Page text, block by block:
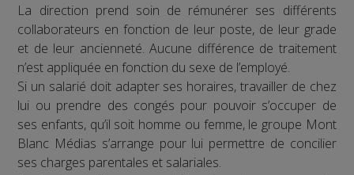
La direction prend soin de rémunérer ses différents
collaborateurs en fonction de leur poste, de leur grade
et de leur ancienneté. Aucune différence de traitement
n’est appliquée en fonction du sexe de l’employé.
Si un salarié doit adapter ses horaires, travailler de chez
lui ou prendre des congés pour pouvoir s’occuper de
ses enfants, qu’il soit homme ou femme, le groupe Mont
Blanc Médias s’arrange pour lui permettre de concilier
ses charges parentales et salariales.